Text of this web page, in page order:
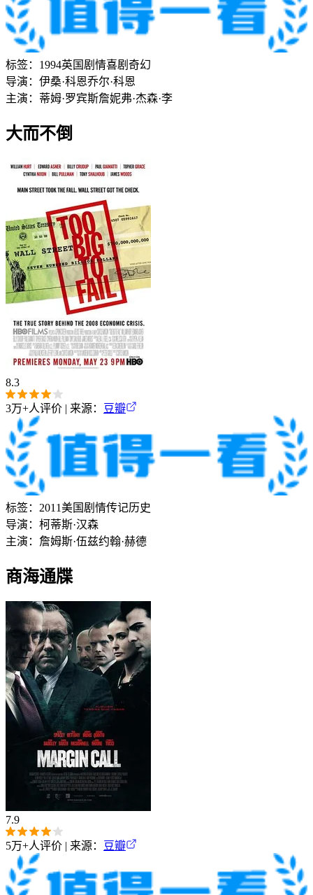
标签： 1994英国 剧情喜剧 奇幻
导演： 伊桑·科恩乔尔·科恩
主演： 蒂姆·罗宾斯詹妮弗·杰森·李
大而不倒
8.3
3万+人评价 | 来源： 豆瓣
标签： 2011美国 剧情传记历史
导演： 柯蒂斯·汉森
主演： 詹姆斯·伍兹约翰·赫德
商海通牒
7.9
5万+人评价 | 来源： 豆瓣